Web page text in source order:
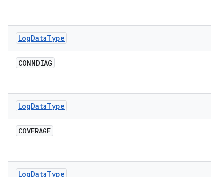
LogDataType
CONNDIAG
LogDataType
COVERAGE
LogDataType